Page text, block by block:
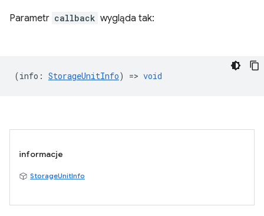
Parametr callback wygląda tak:
(info : StorageUnitInfo) => void
informacje
StorageUnitInfo